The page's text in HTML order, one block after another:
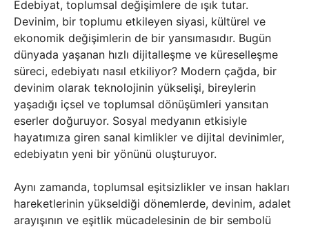
Edebiyat, toplumsal değişimlere de ışık tutar.
Devinim, bir toplumu etkileyen siyasi, kültürel ve
ekonomik değişimlerin de bir yansımasıdır. Bugün
dünyada yaşanan hızlı dijitalleşme ve küreselleşme
süreci, edebiyatı nasıl etkiliyor? Modern çağda, bir
devinim olarak teknolojinin yükselişi, bireylerin
yaşadığı içsel ve toplumsal dönüşümleri yansıtan
eserler doğuruyor. Sosyal medyanın etkisiyle
hayatımıza giren sanal kimlikler ve dijital devinimler,
edebiyatın yeni bir yönünü oluşturuyor.
Aynı zamanda, toplumsal eşitsizlikler ve insan hakları
hareketlerinin yükseldiği dönemlerde, devinim, adalet
arayışının ve eşitlik mücadelesinin de bir sembolü